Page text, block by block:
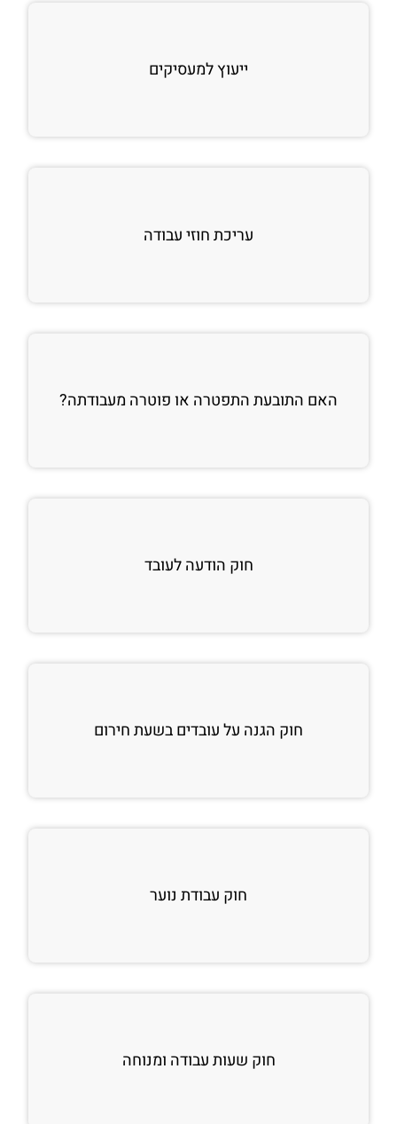
ייעוץ למעסיקים
עריכת חוזי עבודה
האם התובעת התפטרה או פוטרה מעבודתה?
חוק הודעה לעובד
חוק הגנה על עובדים בשעת חירום
חוק עבודת נוער
חוק שעות עבודה ומנוחה